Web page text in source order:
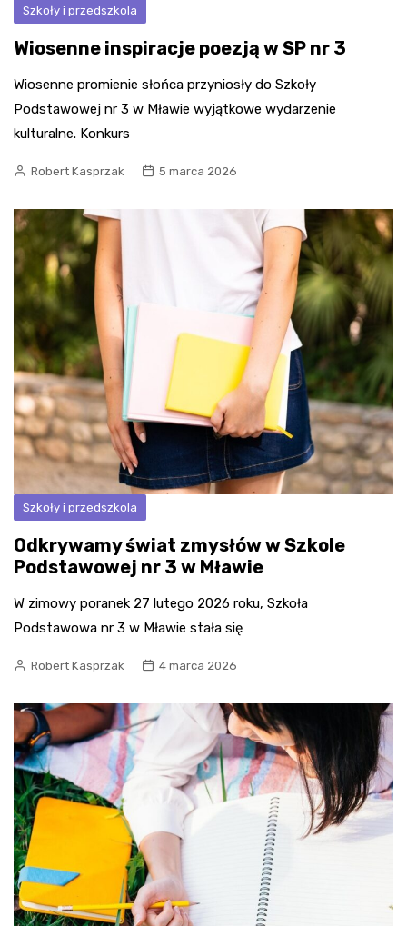
Szkoły i przedszkola
Wiosenne inspiracje poezją w SP nr 3
Wiosenne promienie słońca przyniosły do Szkoły
Podstawowej nr 3 w Mławie wyjątkowe wydarzenie
kulturalne. Konkurs
Robert Kasprzak 5 marca 2026
Szkoły i przedszkola
Odkrywamy świat zmysłów w Szkole
Podstawowej nr 3 w Mławie
W zimowy poranek 27 lutego 2026 roku, Szkoła
Podstawowa nr 3 w Mławie stała się
Robert Kasprzak 4 marca 2026